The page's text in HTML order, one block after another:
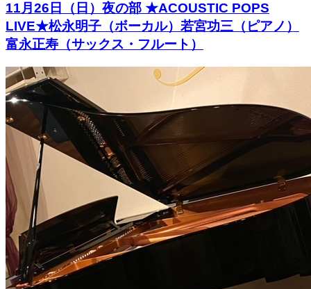
11月26日（日）夜の部 ★ACOUSTIC POPS
LIVE★松永明子（ボーカル）若宮功三（ピアノ）
富永正寿（サックス・フルート）